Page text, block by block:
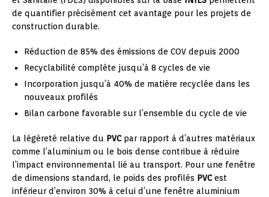
de quantifier précisément cet avantage pour les projets de
construction durable.
Réduction de 85% des émissions de COV depuis 2000
Recyclabilité complète jusqu’à 8 cycles de vie
Incorporation jusqu’à 40% de matière recyclée dans les
nouveaux profilés
Bilan carbone favorable sur l’ensemble du cycle de vie
La légèreté relative du PVCpar rapport à d’autres matériaux
comme l’aluminium ou le bois dense contribue à réduire
l’impact environnemental lié au transport. Pour une fenêtre
de dimensions standard, le poids des profilés PVCest
inférieur d’environ 30% à celui d’une fenêtre aluminium